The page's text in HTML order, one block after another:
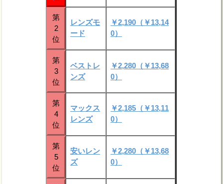
第
2
位
レンズモ
ード
￥2,190（￥13,14
0）
第
3
位
ベストレ
ンズ
￥2,280（￥13,68
0）
第
4
位
マックス
レンズ
￥2,185（￥13,11
0）
第
5
位
安いレン
ズ
￥2,280（￥13,68
0）